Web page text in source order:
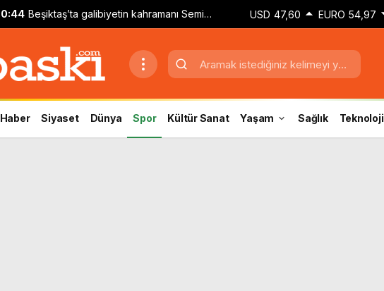
0:44 Beşiktaş’ta galibiyetin kahramanı Semih USD 47,60 EURO 54,97
Haber Siyaset Dünya Spor Kültür Sanat Yaşam Sağlık Teknoloji